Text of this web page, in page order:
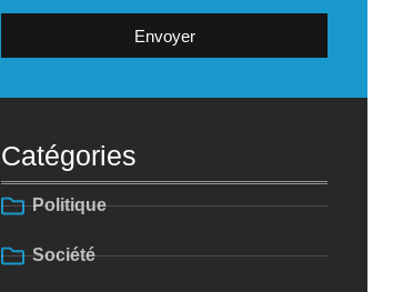
Envoyer
Catégories
Politique
Société